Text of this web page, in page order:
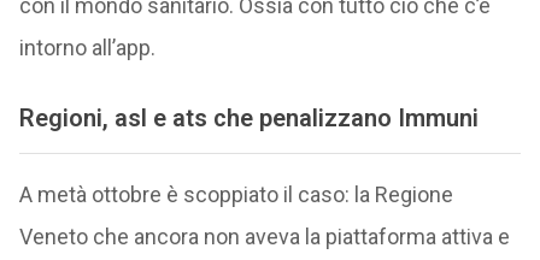
con il mondo sanitario. Ossia con tutto ciò che c’è
intorno all’app.
Regioni, asl e ats che penalizzano Immuni
A metà ottobre è scoppiato il caso: la Regione
Veneto che ancora non aveva la piattaforma attiva e